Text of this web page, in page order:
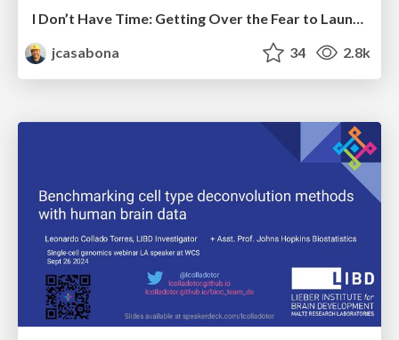
I Don’t Have Time: Getting Over the Fear to Launch Your Podcast
jcasabona
34 2.8k